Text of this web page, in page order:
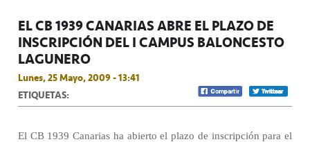
EL CB 1939 CANARIAS ABRE EL PLAZO DE
INSCRIPCIÓN DEL I CAMPUS BALONCESTO
LAGUNERO
Lunes, 25 Mayo, 2009 - 13:41
ETIQUETAS:
El CB 1939 Canarias ha abierto el plazo de inscripción para el